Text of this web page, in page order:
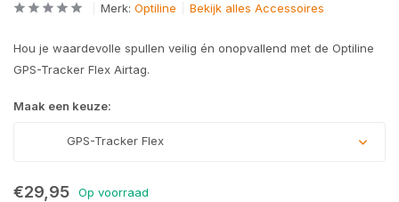
Merk: Optiline Bekijk alles Accessoires
Hou je waardevolle spullen veilig én onopvallend met de Optiline
GPS-Tracker Flex Airtag.
Maak een keuze:
GPS-Tracker Flex
€29,95 Op voorraad